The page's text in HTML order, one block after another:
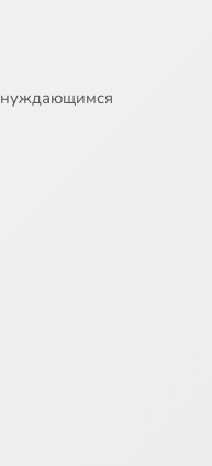
нуждающимся